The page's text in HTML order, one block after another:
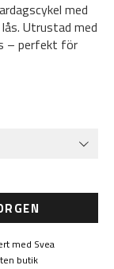
med
Utrustad med
– perfekt för
med Svea
butik